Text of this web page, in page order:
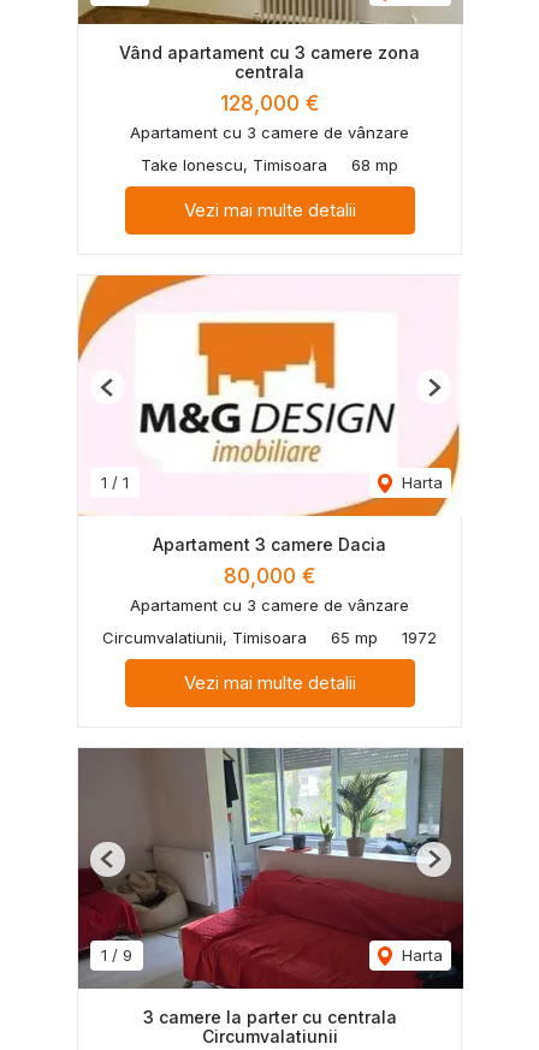
Vând apartament cu 3 camere zona
centrala
128,000 €
Apartament cu 3 camere de vânzare
Take Ionescu, Timisoara
68 mp
Vezi mai multe detalii
1 / 1 Harta
Previous Next
Apartament 3 camere Dacia
80,000 €
Apartament cu 3 camere de vânzare
Circumvalatiunii, Timisoara
65 mp 1972
Vezi mai multe detalii
1 / 9 Harta
Previous Next
3 camere la parter cu centrala
Circumvalatiunii